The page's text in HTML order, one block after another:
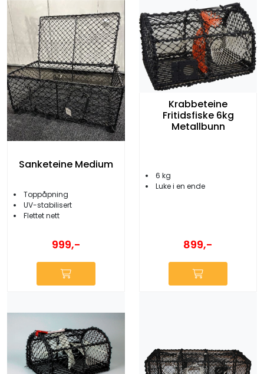
Sanketeine Medium
Toppåpning
UV-stabilisert
Flettet nett
999,-
Krabbeteine
Fritidsfiske 6kg
Metallbunn
6 kg
Luke i en ende
899,-